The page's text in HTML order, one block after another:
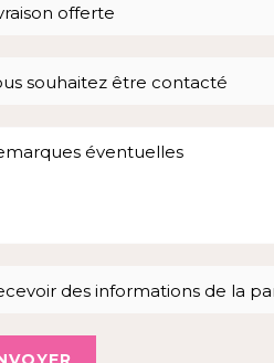
offerte
souhaitez être contacté
des informations de la